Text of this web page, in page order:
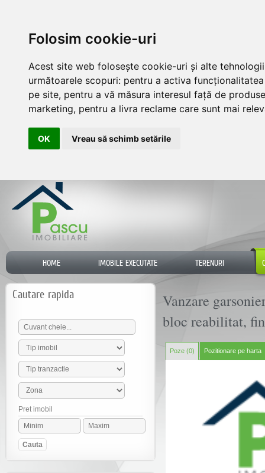
Folosim cookie-uri
Acest site web folosește cookie-uri și alte
următoarele scopuri: pentru a activa
pe site, pentru a vă măsura interesul față de
marketing, pentru a livra reclame care sunt mai
OK Vreau să schimb setările
HOME IMOBILE EXECUTATE TERENURI
Cautare rapida
Pret imobil
Vanzare
bloc reabilitat,
Poze (0) Pozitionare pe harta